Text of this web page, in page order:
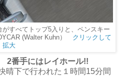
すべてトップ5入りと、ペンスキー
(Walter Kuhn）
クリックして
拡大
2番手にはレイホール!!
下で行われた１時間15分間